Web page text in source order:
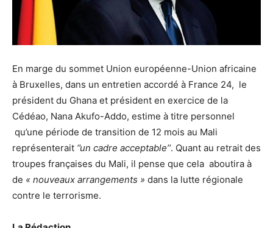
En marge du sommet Union européenne-Union africaine
à Bruxelles, dans un entretien accordé à France 24, le
président du Ghana et président en exercice de la
Cédéao, Nana Akufo-Addo, estime à titre personnel
qu’une période de transition de 12 mois au Mali
représenterait ‘’un cadre acceptable’’. Quant au retrait des
troupes françaises du Mali, il pense que cela aboutira à
de « nouveaux arrangements » dans la lutte régionale
contre le terrorisme.